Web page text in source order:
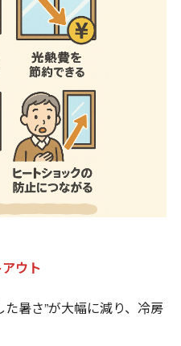
ウト
暑さ”が大幅に減り、冷房